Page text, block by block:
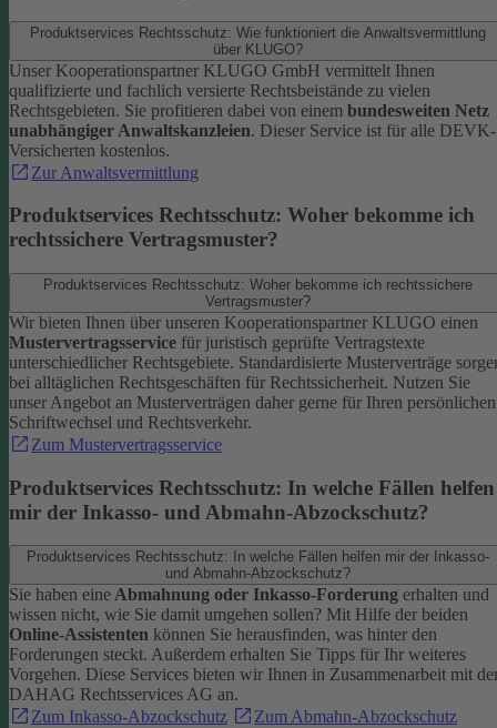
Produktservices Rechtsschutz: Wie funktioniert die Anwaltsvermittlung
über KLUGO?
Unser Kooperationspartner KLUGO GmbH vermittelt Ihnen
qualifizierte und fachlich versierte Rechtsbeistände zu vielen
Rechtsgebieten. Sie profitieren dabei von einem bundesweiten Netz
unabhängiger Anwaltskanzleien. Dieser Service ist für alle DEVK-
Versicherten kostenlos.
Zur Anwaltsvermittlung
Produktservices Rechtsschutz: Woher bekomme ich
rechtssichere Vertragsmuster?
Produktservices Rechtsschutz: Woher bekomme ich rechtssichere
Vertragsmuster?
Wir bieten Ihnen über unseren Kooperationspartner KLUGO einen
Mustervertragsservice für juristisch geprüfte Vertragstexte
unterschiedlicher Rechtsgebiete. Standardisierte Musterverträge
bei alltäglichen Rechtsgeschäften für Rechtssicherheit. Nutzen Sie
unser Angebot an Musterverträgen daher gerne für Ihren persönlichen
Schriftwechsel und Rechtsverkehr.
Zum Mustervertragsservice
Produktservices Rechtsschutz: In welche Fällen helfen
mir der Inkasso- und Abmahn-Abzockschutz?
Produktservices Rechtsschutz: In welche Fällen helfen mir der Inkasso-
und Abmahn-Abzockschutz?
Sie haben eineAbmahnung oder Inkasso-Forderung erhalten und
wissen nicht, wie Sie damit umgehen sollen? Mit Hilfe der beiden
Online-Assistenten können Sie herausfinden, was hinter den
Forderungen steckt. Außerdem erhalten Sie Tipps für Ihr weiteres
Vorgehen. Diese Services bieten wir Ihnen in Zusammenarbeit mit
DAHAG Rechtsservices AG an.
Zum Inkasso-Abzockschutz
Zum Abmahn-Abzockschutz